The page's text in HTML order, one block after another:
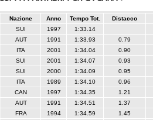
Nazione Anno Tempo Tot. Distacco
SUI 1997 1:33.14
AUT 1991 1:33.93 0.79
ITA 2001 1:34.04 0.90
SUI 2001 1:34.07 0.93
SUI 2000 1:34.09 0.95
ITA 1989 1:34.10 0.96
CAN 1997 1:34.35 1.21
AUT 1991 1:34.51 1.37
FRA 1994 1:34.59 1.45